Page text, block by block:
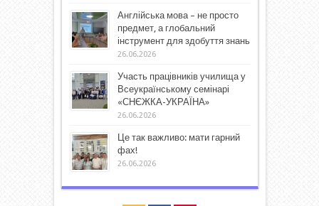
Англійська мова – не просто
предмет, а глобальний
інструмент для здобуття знань
26.06.2026
Участь працівників училища у
Всеукраїнському семінарі
«СНЄЖКА-УКРАЇНА»
26.06.2026
Це так важливо: мати гарний
фах!
26.06.2026